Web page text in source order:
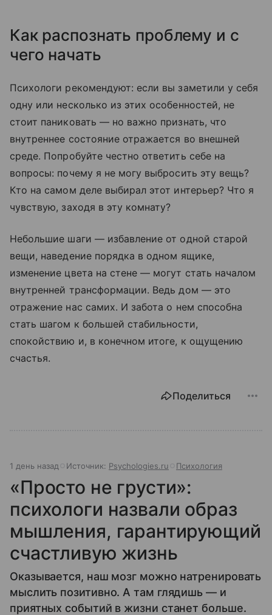
Как распознать проблему и с
чего начать
Психологи рекомендуют: если вы заметили у себя
одну или несколько из этих особенностей, не
стоит паниковать — но важно признать, что
внутреннее состояние отражается во внешней
среде. Попробуйте честно ответить себе на
вопросы: почему я не могу выбросить эту вещь?
Кто на самом деле выбирал этот интерьер? Что я
чувствую, заходя в эту комнату?
Небольшие шаги — избавление от одной старой
вещи, наведение порядка в одном ящике,
изменение цвета на стене — могут стать началом
внутренней трансформации. Ведь дом — это
отражение нас самих. И забота о нем способна
стать шагом к большей стабильности,
спокойствию и, в конечном итоге, к ощущению
счастья.
Поделиться
1 день назад Источник: Psychologies.ru Психология
«Просто не грусти»:
психологи назвали образ
мышления, гарантирующий
счастливую жизнь
Оказывается, наш мозг можно натренировать
мыслить позитивно. А там глядишь — и
приятных событий в жизни станет больше.